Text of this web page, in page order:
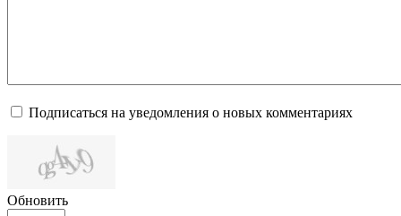
Подписаться на уведомления о новых комментариях
Обновить